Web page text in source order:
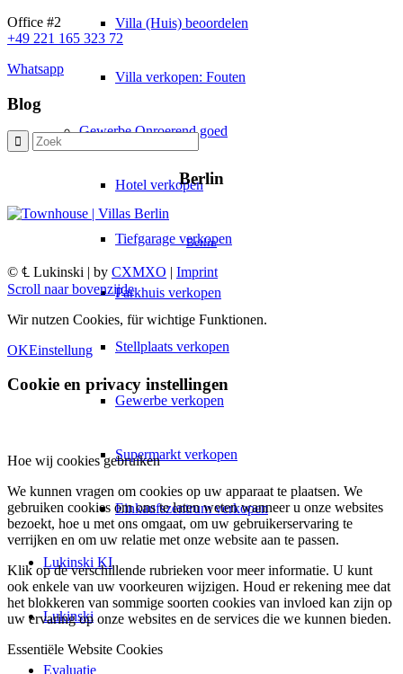
Villa (Huis) beoordelen
Villa verkopen: Fouten
GewerbeOnroerend goed
Hotel verkopen
Tiefgarage verkopen
Parkhuis verkopen
Stellplaats verkopen
Gewerbe verkopen
Supermarkt verkopen
Einkaufszentrum verkopen
Lukinski KI
Lukinski
Evaluatie
Office #2
+49 221 165 323 72
Whatsapp
Blog
Berlin
Berlin
© ℄ Lukinski | by CXMXO | Imprint
Scroll naar bovenzijde
Wir nutzen Cookies, für wichtige Funktionen.
OKEinstellung
Cookie en privacy instellingen
Hoe wij cookies gebruiken
We kunnen vragen om cookies op uw apparaat te plaatsen. We
gebruiken cookies om ons te laten weten wanneer u onze websites
bezoekt, hoe u met ons omgaat, om uw gebruikerservaring te
verrijken en om uw relatie met onze website aan te passen.
Klik op de verschillende rubrieken voor meer informatie. U kunt
ook enkele van uw voorkeuren wijzigen. Houd er rekening mee dat
het blokkeren van sommige soorten cookies van invloed kan zijn op
uw ervaring op onze websites en de services die we kunnen bieden.
Essentiële Website Cookies